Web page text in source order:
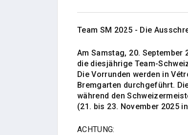
Team SM 2025 - Die
Am Samstag, 20. September
die diesjährige Team-
Die Vorrunden werden in
Bremgarten durchgeführt.
während den
(21. bis 23. November 2025
ACHTUNG: